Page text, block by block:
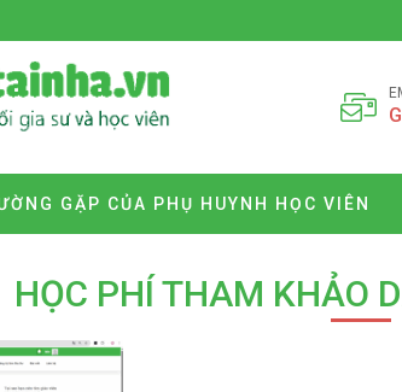
GẶP CỦA PHỤ HUYNH HỌC VIÊN
HỌC PHÍ THAM KHẢO